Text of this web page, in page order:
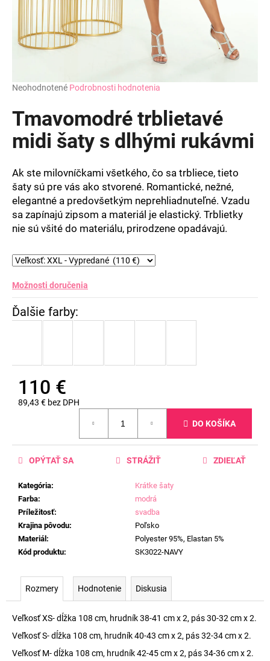
Priemerné
produktu
hviezdičiek.
Neohodnotené Podrobnosti hodnotenia
Tmavomodré trblietavé
midi šaty s dlhými rukávmi
Ak ste milovníčkami všetkého, čo sa trbliece, tieto
šaty sú pre vás ako stvorené. Romantické, nežné,
elegantné a predovšetkým neprehliadnuteľné. Vzadu
sa zapínajú zipsom a materiál je elastický. Trblietky
nie sú všité do materiálu, prirodzene opadávajú.
Možnosti doručenia
110 €
89,43 € bez DPH
DO KOŠÍKA
Kategória:
Krátke šaty
Farba:
modrá
Príležitosť:
svadba
Krajina pôvodu:
Poľsko
Materiál :
Polyester 95%, Elastan 5%
Kód produktu: SK3022-NAVY
OPÝTAŤ SA STRÁŽIŤ ZDIEĽAŤ
Rozmery Hodnotenie Diskusia
Veľkosť XS- dĺžka 108 cm, hrudník 38-41 cm x 2, pás 30-32 cm x 2.
Veľkosť S- dĺžka 108 cm, hrudník 40-43 cm x 2, pás 32-34 cm x 2.
Veľkosť M- dĺžka 108 cm, hrudník 42-45 cm x 2, pás 34-36 cm x 2.